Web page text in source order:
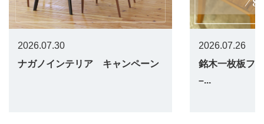
2026.07.30
ナガノインテリア キャンペーン
2026.07.26
銘木一枚板
–...